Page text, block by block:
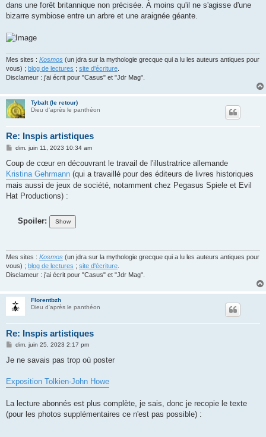
a
g
e
dans une forêt britannique non précisée. À moins qu'il ne s'agisse d'une
bizarre symbiose entre un arbre et une araignée géante.
Mes sites : Kosmos (un jdra sur la mythologie grecque qui a lu les auteurs antiques pour
vous) ; blog de lectures ; site d'écriture
Disclameur : j'ai écrit pour "Casus" et "Jdr Mag".
Tybalt (le retour)
Dieu d'après le panthéon
Re: Inspis artistiques
M
s
a
g
e
dim. juin 11, 2023 10:34 am
Coup de cœur en découvrant le travail de l'illustratrice allemande
Kristina Gehrmann (qui a travaillé pour des éditeurs de livres historiques
mais aussi de jeux de société, notamment chez Pegasus Spiele et Evil
Hat Productions) :
Spoiler:
Mes sites : Kosmos (un jdra sur la mythologie grecque qui a lu les auteurs antiques pour
vous) ; blog de lectures ; site d'écriture
Disclameur : j'ai écrit pour "Casus" et "Jdr Mag".
Florentbzh
Dieu d'après le panthéon
Re: Inspis artistiques
M
s
g
e
dim. juin 25, 2023 2:17 pm
Je ne savais pas trop où poster
Exposition Tolkien-John Howe
La lecture abonnés est plus complète, je sais, donc je recopie le texte
(pour les photos supplémentaires ce n'est pas possible) :